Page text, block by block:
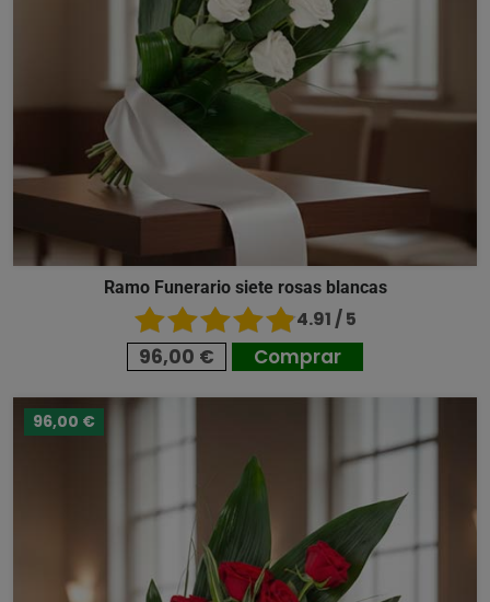
Ramo Funerario siete rosas blancas
4.91 / 5
96,00 € Comprar
96,00 €